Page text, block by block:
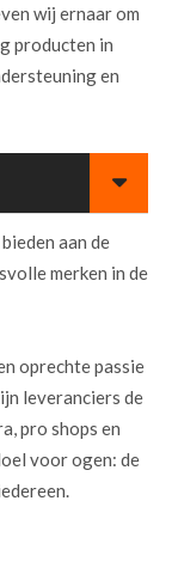
wij ernaar om
producten in
en
aan de
merken in de
oprechte passie
leveranciers de
pro shops en
voor ogen: de